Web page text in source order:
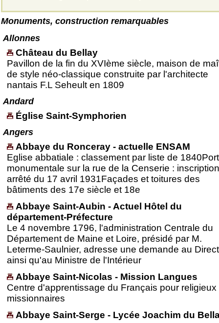
Monuments, construction remarquables
Allonnes
Château du Bellay
Pavillon de la fin du XVIème siècle, maison de
de style néo-classique construite par l'architecte
nantais F.L Seheult en 1809
Andard
Église Saint-Symphorien
Angers
Abbaye du Ronceray - actuelle ENSAM
Eglise abbatiale : classement par liste de
monumentale sur la rue de la Censerie :
arrêté du 17 avril 1931Façades et toitures des
bâtiments des 17e siècle et 18e
Abbaye Saint-Aubin - Actuel Hôtel du
département-Préfecture
Le 4 novembre 1796, l'administration Centrale du
Département de Maine et Loire, présidé par M.
Leterme-Saulnier, adresse une demande au
ainsi qu'au Ministre de l'Intérieur
Abbaye Saint-Nicolas - Mission Langues
Centre d'apprentissage du Français pour religieux
missionnaires
Abbaye Saint-Serge - Lycée Joachim du